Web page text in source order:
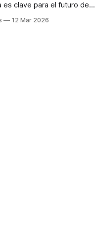
es clave para el futuro del
los estereotipos de
12 Mar 2026